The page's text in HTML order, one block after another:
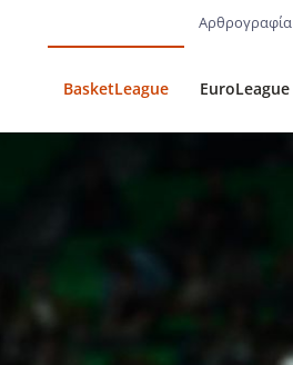
Αρθρογραφία
BasketLeague EuroLeague